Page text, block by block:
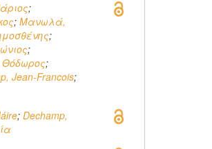
;
; Μανωλά,
;
;
;
Jean-Francois;
; Dechamp,